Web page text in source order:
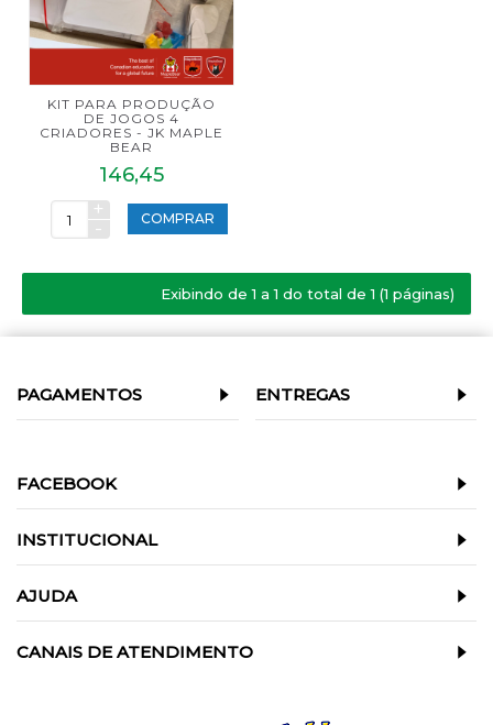
KIT PARA PRODUÇÃO
DE JOGOS 4
CRIADORES - JK MAPLE
BEAR
146,45
+
-
COMPRAR
Exibindo de 1 a 1 do total de 1 (1 páginas)
PAGAMENTOS ENTREGAS
FACEBOOK
INSTITUCIONAL
AJUDA
CANAIS DE ATENDIMENTO